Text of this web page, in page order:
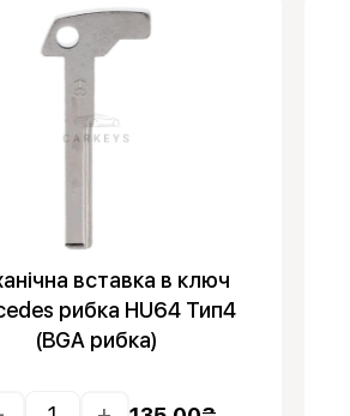
вставка в ключ
рибка HU64 Тип4
(BGA рибка)